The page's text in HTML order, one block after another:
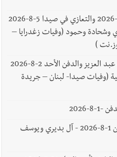
وفاة مصطفى محمد موسى 3-8-2026 والتعازي في صيدا 5-8-2026
وشحادة وحمود (وفيات زغدرايا –
)
وفاة الشاب موسى محمد خلف عبد العزيز والدفن الأحد 2-8-2026
(وفيات صيدا- لبنان – جريدة
2026
وفاة بدرية يوسف بديري -الدفن 1-8-2026 - آل بديري ويوسف